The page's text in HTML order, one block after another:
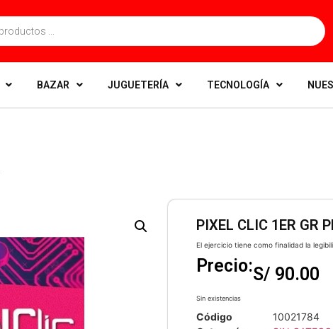
BAZAR JUGUETERÍA TECNOLOGÍA
PIXEL CLIC 1ER GR
El ejercicio tiene como finalidad la
Precio:S/ 90.00
Sin existencias
Código
10021784